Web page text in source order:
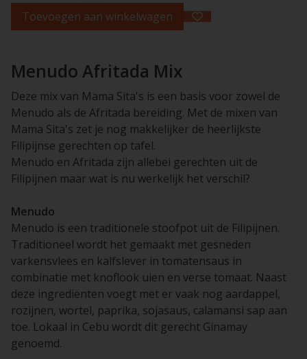
Toevoegen aan winkelwagen
Menudo Afritada Mix
Deze mix van Mama Sita's is een basis voor zowel de
Menudo als de Afritada bereiding. Met de mixen van
Mama Sita's zet je nog makkelijker de heerlijkste
Filipijnse gerechten op tafel.
Menudo en Afritada zijn allebei gerechten uit de
Filipijnen maar wat is nu werkelijk het verschil?
Menudo
Menudo is een traditionele stoofpot uit de Filipijnen.
Traditioneel wordt het gemaakt met gesneden
varkensvlees en kalfslever in tomatensaus in
combinatie met knoflook uien en verse tomaat. Naast
deze ingrediënten voegt met er vaak nog aardappel,
rozijnen, wortel, paprika, sojasaus, calamansi sap aan
toe. Lokaal in Cebu wordt dit gerecht Ginamay
genoemd.